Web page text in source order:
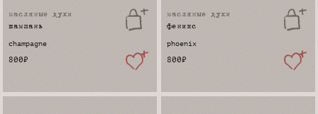
масляные духи
шампань
champagne
800₽
масляные духи
феникс
phoenix
800₽